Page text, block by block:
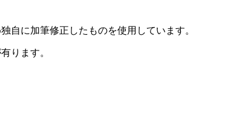
自に加筆修正したものを使用しています。
ります。